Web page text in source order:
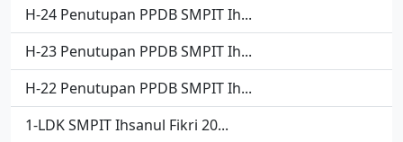
H-24 Penutupan PPDB SMPIT Ih...
H-23 Penutupan PPDB SMPIT Ih...
H-22 Penutupan PPDB SMPIT Ih...
1-LDK SMPIT Ihsanul Fikri 20...